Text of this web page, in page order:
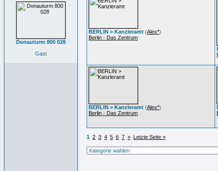
Donauturm 800 028
Gast
BERLIN > Kanzleramt (Alex*)
Berlin - Das Zentrum
BERLIN > Kanzleramt (Alex*)
Berlin - Das Zentrum
1 2 3 4 5 6 7 » Letzte Seite »